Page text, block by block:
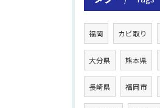
福岡 カビ取り
大分県 熊本県
長崎県 福岡市